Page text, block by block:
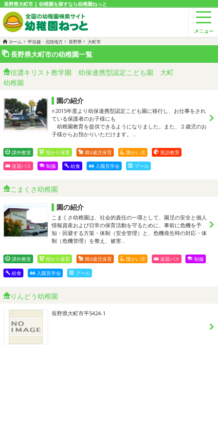
長野県大町市 | 幼稚園を探すなら幼稚園ねっと
ホーム 甲信越・北陸地方 長野県 大町市
長野県大町市の幼稚園一覧
信濃キリスト教学園 幼保連携型認定こども園 大町
幼稚園
園の紹介
○2015年度より幼保連携型認定こども園に移行し、お仕事をされ
ている保護者のお子様にも
幼稚園教育を提供できるようになりました。また、２歳児のお
子様からお預かりいただけます。…
課外教室 預かり保育 満3歳児保育 障がい児 英語教育
送迎バス 制服 給食 入園見学会 プール
こまくさ幼稚園
園の紹介
こまくさ幼稚園は、社会的責任の一環として、園児の安全と個人
情報資産および日常の保育活動を守るために、事前に危機を予
知・回避する方策・体制（安全管理）と、危機発生時の対応・体
制（危機管理）を整え、被害…
課外教室 預かり保育 満3歳児保育 障がい児 送迎バス 制服
給食 入園見学会 プール
りんどう幼稚園
長野県大町市平5424-1